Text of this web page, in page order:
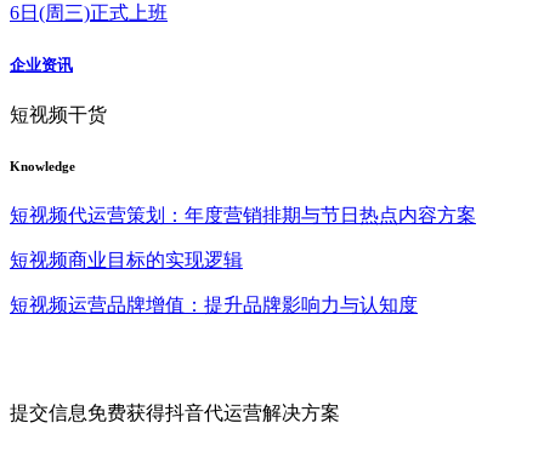
6日(周三)正式上班
企业资讯
短视频干货
Knowledge
短视频代运营策划：年度营销排期与节日热点内容方案
短视频商业目标的实现逻辑
短视频运营品牌增值：提升品牌影响力与认知度
提交信息免费获得抖音代运营解决方案